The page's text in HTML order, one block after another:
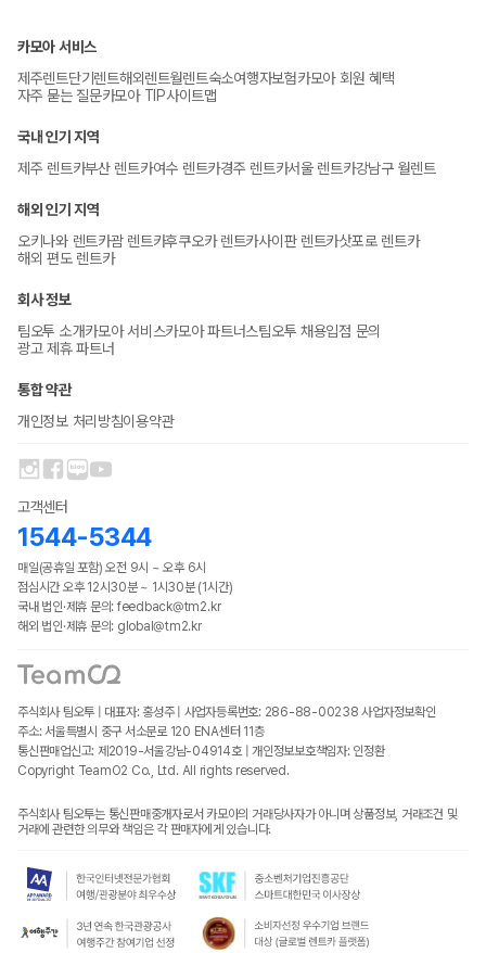
카모아 서비스
제주렌트단기렌트해외렌트월렌트숙소여행자보험카모아 회원 혜택
자주 묻는 질문카모아 TIP사이트맵
국내 인기 지역
제주 렌트카부산 렌트카여수 렌트카경주 렌트카서울 렌트카강남구 월렌트
해외 인기 지역
오키나와 렌트카괌 렌트카후쿠오카 렌트카사이판 렌트카삿포로 렌트카
해외 편도 렌트카
회사 정보
팀오투 소개카모아 서비스카모아 파트너스팀오투 채용입점 문의
광고 제휴 파트너
통합 약관
개인정보 처리방침이용약관
고객센터
1544-5344
매일(공휴일 포함) 오전 9시 ~ 오후 6시
점심시간 오후 12시30분 ~ 1시30분 (1시간)
국내 법인·제휴 문의: feedback@tm2.kr
해외 법인·제휴 문의: global@tm2.kr
주식회사 팀오투 | 대표자: 홍성주 | 사업자등록번호: 286-88-00238 사업자정보확인
주소: 서울특별시 중구 서소문로 120 ENA센터 11층
통신판매업신고: 제2019-서울강남-04914호 | 개인정보보호책임자: 인정환
Copyright TeamO2 Co., Ltd. All rights reserved.
주식회사 팀오투는 통신판매중개자로서 카모아의 거래당사자가 아니며 상품정보, 거래조건 및
거래에 관련한 의무와 책임은 각 판매자에게 있습니다.